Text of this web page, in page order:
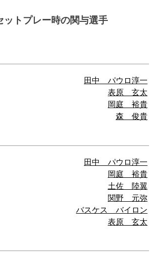
ットプレー時の関与選手
田中 パウロ淳一
表原 玄太
岡庭 裕貴
森 俊貴
田中 パウロ淳一
岡庭 裕貴
土佐 陸翼
関野 元弥
バスケス バイロン
表原 玄太